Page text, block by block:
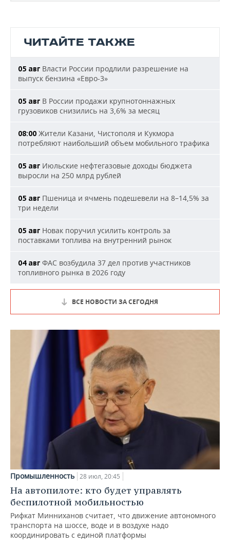
ЧИТАЙТЕ ТАКЖЕ
05 авг Власти России продлили разрешение на
выпуск бензина «Евро-3»
05 авг В России продажи крупнотоннажных
грузовиков снизились на 3,6% за месяц
08:00 Жители Казани, Чистополя и Кукмора
потребляют наибольший объем мобильного трафика
05 авг Июльские нефтегазовые доходы бюджета
выросли на 250 млрд рублей
05 авг Пшеница и ячмень подешевели на 8–14,5% за
три недели
05 авг Новак поручил усилить контроль за
поставками топлива на внутренний рынок
04 авг ФАС возбудила 37 дел против участников
топливного рынка в 2026 году
ВСЕ НОВОСТИ ЗА СЕГОДНЯ
Промышленность 28 июл, 20:45
На автопилоте: кто будет управлять
беспилотной мобильностью
Рифкат Минниханов считает, что движение автономного
транспорта на шоссе, воде и в воздухе надо
координировать с единой платформы